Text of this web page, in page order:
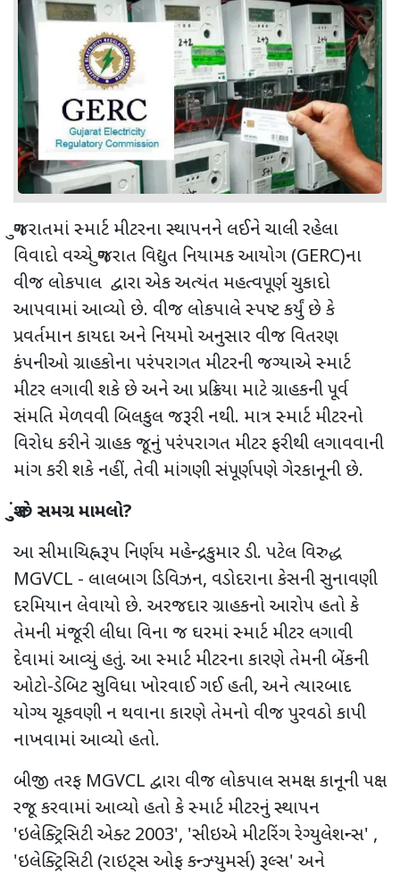
ગુજરાતમાં સ્માર્ટ મીટરના સ્થાપનને લઈને ચાલી રહેલા
વિવાદો વચ્ચે ગુજરાત વિદ્યુત નિયામક આયોગ (GERC)ના
વીજ લોકપાલ દ્વારા એક અત્યંત મહત્વપૂર્ણ ચુકાદો
આપવામાં આવ્યો છે. વીજ લોકપાલે સ્પષ્ટ કર્યું છે કે
પ્રવર્તમાન કાયદા અને નિયમો અનુસાર વીજ વિતરણ
કંપનીઓ ગ્રાહકોના પરંપરાગત મીટરની જગ્યાએ સ્માર્ટ
મીટર લગાવી શકે છે અને આ પ્રક્રિયા માટે ગ્રાહકની પૂર્વ
સંમતિ મેળવવી બિલકુલ જરૂરી નથી. માત્ર સ્માર્ટ મીટરનો
વિરોધ કરીને ગ્રાહક જૂનું પરંપરાગત મીટર ફરીથી લગાવવાની
માંગ કરી શકે નહીં, તેવી માંગણી સંપૂર્ણપણે ગેરકાનૂની છે.
શું છે સમગ્ર મામલો?
આ સીમાચિહ્નરૂપ નિર્ણય મહેન્દ્રકુમાર ડી. પટેલ વિરુદ્ધ
MGVCL - લાલબાગ ડિવિઝન, વડોદરાના કેસની સુનાવણી
દરમિયાન લેવાયો છે. અરજદાર ગ્રાહકનો આરોપ હતો કે
તેમની મંજૂરી લીધા વિના જ ઘરમાં સ્માર્ટ મીટર લગાવી
દેવામાં આવ્યું હતું. આ સ્માર્ટ મીટરના કારણે તેમની બેંકની
ઓટો-ડેબિટ સુવિધા ખોરવાઈ ગઈ હતી, અને ત્યારબાદ
યોગ્ય ચૂકવણી ન થવાના કારણે તેમનો વીજ પુરવઠો કાપી
નાખવામાં આવ્યો હતો.
બીજી તરફ MGVCL દ્વારા વીજ લોકપાલ સમક્ષ કાનૂની પક્ષ
રજૂ કરવામાં આવ્યો હતો કે સ્માર્ટ મીટરનું સ્થાપન
'ઇલેક્ટ્રિસિટી એક્ટ 2003', 'સીઇએ મીટરિંગ રેગ્યુલેશન્સ' ,
'ઇલેક્ટ્રિસિટી (રાઇટ્સ ઓફ કન્ઝ્યુમર્સ) રૂલ્સ' અને